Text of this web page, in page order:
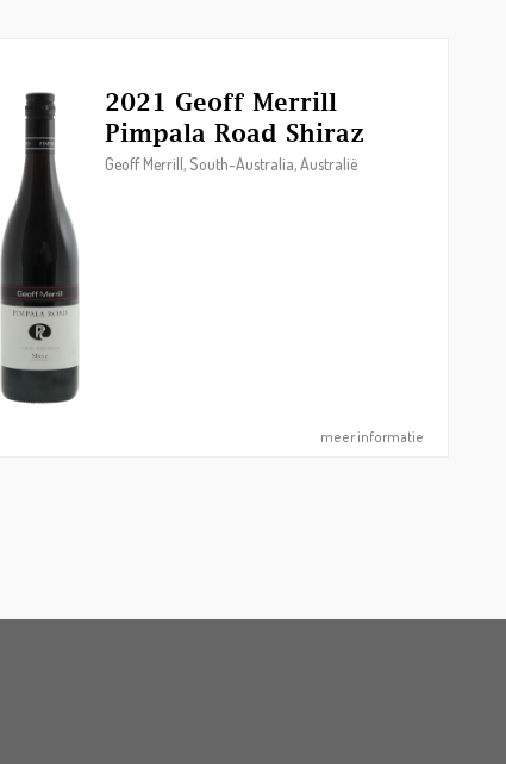
2021 Geoff Merrill
Pimpala Road Shiraz
Geoff Merrill, South-Australia, Australië
meer informatie